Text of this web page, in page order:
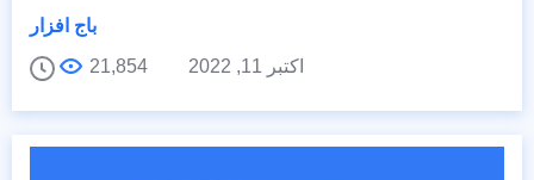
باج افزار
اکتبر 11, 2022
21,854